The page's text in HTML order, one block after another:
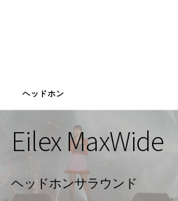
ヘッドホン
Eilex MaxWide
ヘッドホンサラウンド